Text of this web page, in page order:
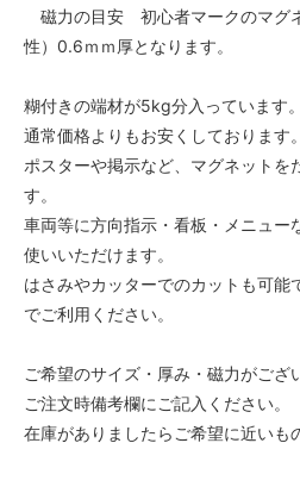
磁力の目安 初心者マークのマグ
性）0.6ｍｍ厚となります。
糊付きの端材が5kg分入っています。
通常価格よりもお安くしております。
ポスターや掲示など、マグネットを
す。
車両等に方向指示・看板・メニュー
使いいただけます。
はさみやカッターでのカットも可能
でご利用ください。
ご希望のサイズ・厚み・磁力がござ
ご注文時備考欄にご記入ください。
在庫がありましたらご希望に近いも